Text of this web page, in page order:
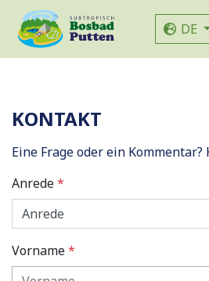
Direkt zum Seiteninhalt
DE
KONTAKT
Eine Frage oder ein
Anrede*
Vorname*